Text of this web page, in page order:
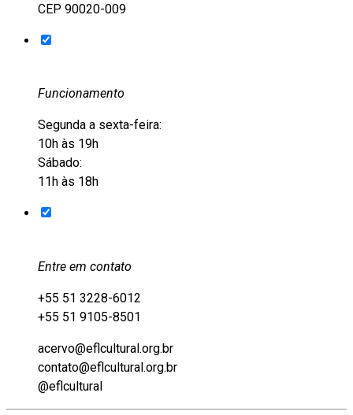
CEP 90020-009
Funcionamento
Segunda a sexta-feira:
10h às 19h
Sábado:
11h às 18h
Entre em contato
+55 51 3228-6012
+55 51 9105-8501
acervo@eflcultural.org.br
contato@eflcultural.org.br
@eflcultural